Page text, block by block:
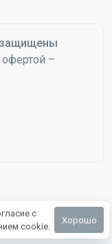
защищены
–
с
cookie.
Хорошо